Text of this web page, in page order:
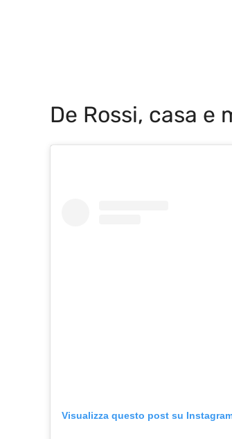
De Rossi, casa e
Visualizza questo post su